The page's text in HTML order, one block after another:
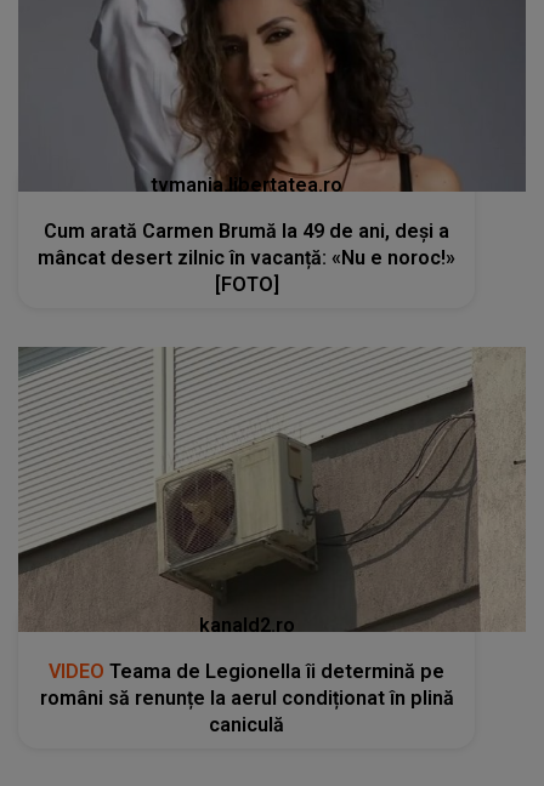
tvmania.libertatea.ro
Cum arată Carmen Brumă la 49 de ani, deși a
mâncat desert zilnic în vacanță: «Nu e noroc!»
[FOTO]
kanald2.ro
VIDEO Teama de Legionella îi determină pe
români să renunțe la aerul condiționat în plină
caniculă